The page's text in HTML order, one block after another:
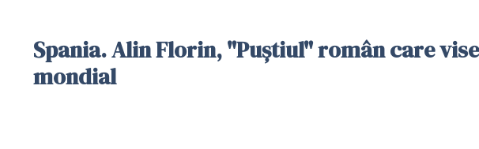
Spania. Alin Florin, "Puștiul" român care
mondial